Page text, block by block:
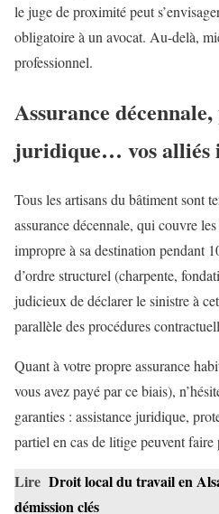
le juge de proximité peut
obligatoire à un avocat. Au-delà,
professionnel.
Assurance
juridique… vos alliés
Tous les artisans du bâtiment sont
assurance décennale, qui couvre
impropre à sa destination pendant
d’ordre structurel (charpente,
judicieux de déclarer le sinistre à
parallèle des procédures
Quant à votre propre assurance
vous avez payé par ce biais),
garanties : assistance juridique,
partiel en cas de litige peuvent faire
Lire Droit local du travail en
démission clés